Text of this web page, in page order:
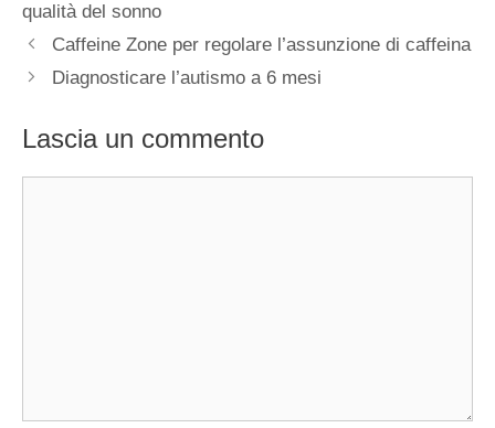
qualità del sonno
Caffeine Zone per regolare l’assunzione di caffeina
Diagnosticare l’autismo a 6 mesi
Lascia un commento